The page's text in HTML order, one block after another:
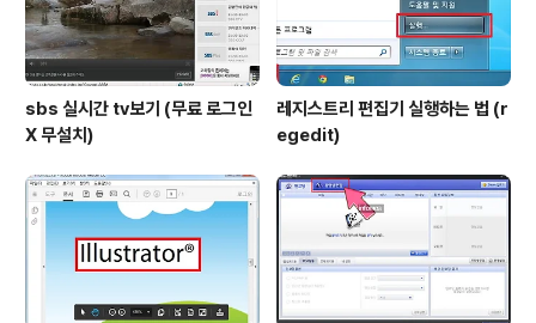
sbs 실시간 tv보기 (무료 로그인
X 무설치)
레지스트리 편집기 실행하는 법 (r
egedit)